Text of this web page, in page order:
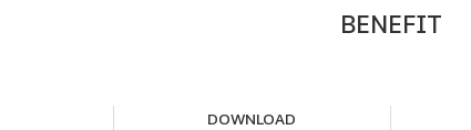
BENEFIT
DOWNLOAD